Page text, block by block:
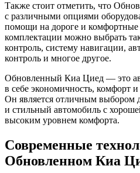
Также стоит отметить, что
с различными опциями
помощи на дороге и
комплектации можно выбрать
контроль, систему навигации,
контроль и многое другое.
Обновленный Киа Циед — это
в себе экономичность, комфорт
Он является отличным выбором
и стильный автомобиль с
высоким уровнем комфорта.
Современные
Обновленном Киа